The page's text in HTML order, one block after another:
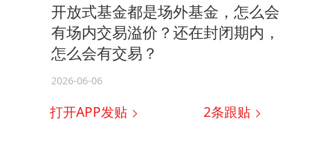
开放式基金都是场外基金，怎么会
有场内交易溢价？还在封闭期内，
怎么会有交易？
2026-06-06
打开APP发贴 2条跟贴